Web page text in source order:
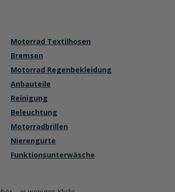
Motorrad Textilhosen
Bremsen
Motorrad Regenbekleidung
Anbauteile
Reinigung
Beleuchtung
Motorradbrillen
Nierengurte
Funktionsunterwäsche